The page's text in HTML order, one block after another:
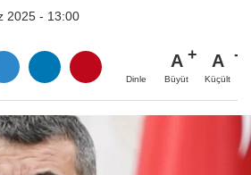
2025 - 13:00
Dinle
A
Büyüt
A
Küçült